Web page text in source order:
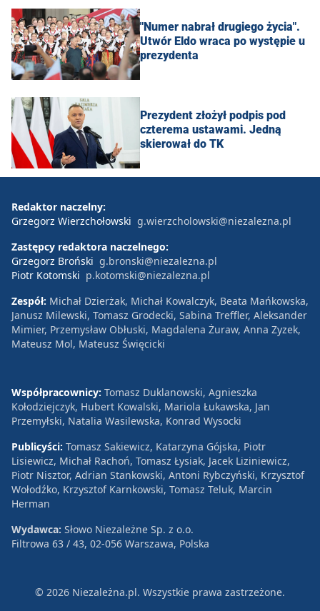
"Numer nabrał drugiego życia".
Utwór Eldo wraca po występie u
prezydenta
Prezydent złożył podpis pod
czterema ustawami. Jedną
skierował do TK
Redaktor naczelny:
Grzegorz Wierzchołowski g.wierzcholowski@niezalezna.pl
Zastępcy redaktora naczelnego:
Grzegorz Broński g.bronski@niezalezna.pl
Piotr Kotomski p.kotomski@niezalezna.pl
Zespół: Michał Dzierżak, Michał Kowalczyk, Beata Mańkowska,
Janusz Milewski, Tomasz Grodecki, Sabina Treffler, Aleksander
Mimier, Przemysław Obłuski, Magdalena Żuraw, Anna Zyzek,
Mateusz Mol, Mateusz Święcicki
Współpracownicy: Tomasz Duklanowski, Agnieszka
Kołodziejczyk, Hubert Kowalski, Mariola Łukawska, Jan
Przemyłski, Natalia Wasilewska, Konrad Wysocki
Publicyści: Tomasz Sakiewicz, Katarzyna Gójska, Piotr
Lisiewicz, Michał Rachoń, Tomasz Łysiak, Jacek Liziniewicz,
Piotr Nisztor, Adrian Stankowski, Antoni Rybczyński, Krzysztof
Wołodźko, Krzysztof Karnkowski, Tomasz Teluk, Marcin
Herman
Wydawca: Słowo Niezależne Sp. z o.o.
Filtrowa 63 / 43, 02-056 Warszawa, Polska
© 2026 Niezależna.pl. Wszystkie prawa zastrzeżone.